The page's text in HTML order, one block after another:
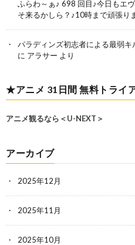
ふらわ～ぁ♪ 698 回目♪今日もエ
そ来るかしら？♪10時まで頑張り
パラディンズ初志者による最弱
に アラサー より
★アニメ 31日間 無料トライ
アニメ観るなら＜U-NEXT＞
アーカイブ
2025年12月
2025年11月
2025年10月